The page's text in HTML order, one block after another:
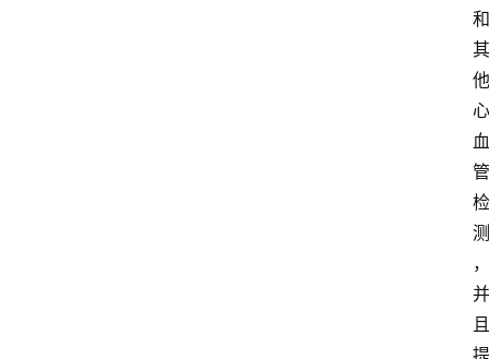
和
其
他
心
血
管
检
测
，
并
且
提